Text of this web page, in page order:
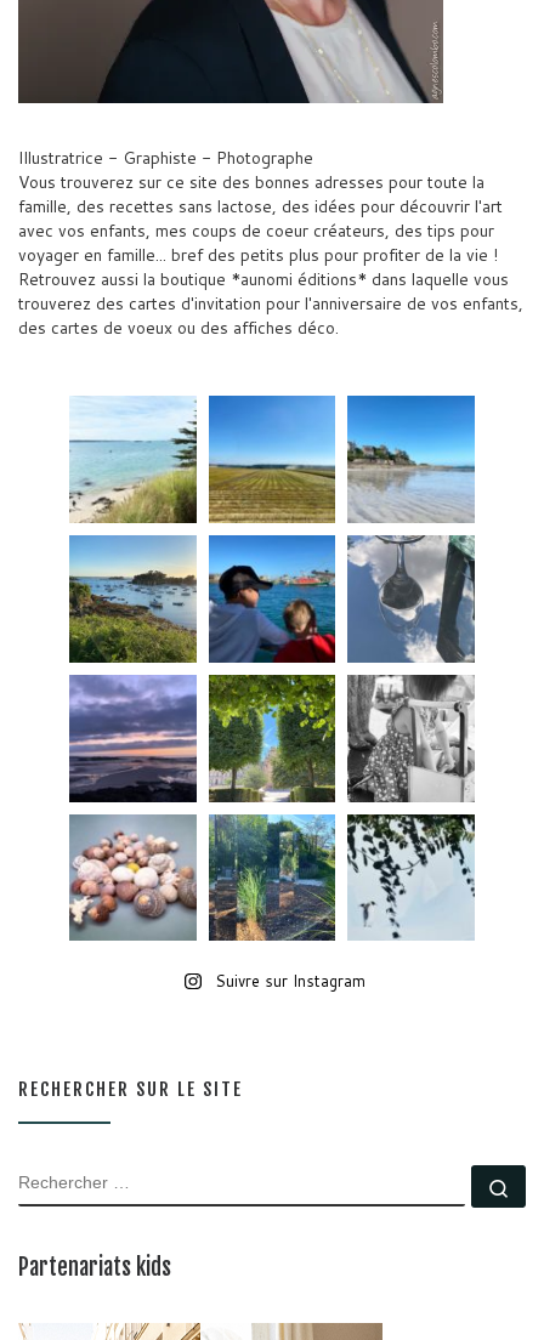
Illustratrice - Graphiste - Photographe
Vous trouverez sur ce site des bonnes adresses pour toute la
famille, des recettes sans lactose, des idées pour découvrir l'art
avec vos enfants, mes coups de coeur créateurs, des tips pour
voyager en famille... bref des petits plus pour profiter de la vie !
Retrouvez aussi la boutique *aunomi éditions* dans laquelle vous
trouverez des cartes d'invitation pour l'anniversaire de vos enfants,
des cartes de voeux ou des affiches déco.
Suivre sur Instagram
RECHERCHER SUR LE SITE
RECHERCHER
Partenariats kids